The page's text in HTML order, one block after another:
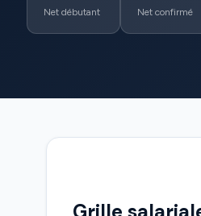
Net débutant Net confirmé